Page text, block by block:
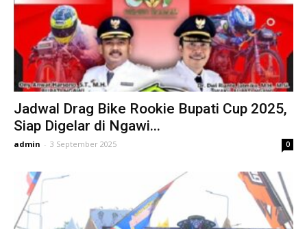
Jadwal Drag Bike Rookie Bupati Cup 2025,
Siap Digelar di Ngawi...
admin - 3 September 2025 0